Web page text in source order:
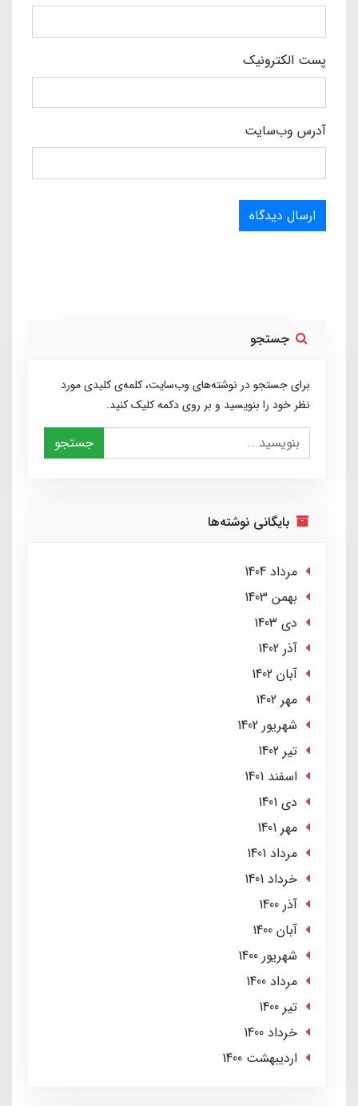
پست الکترونیک
آدرس وب‌سایت
ارسال دیدگاه
جستجو
برای جستجو در نوشته‌های وب‌سایت، کلمه‌ی کلیدی مورد
نظر خود را بنویسید و بر روی دکمه کلیک کنید.
جستجو
بایگانی نوشته‌ها
مرداد 1404
بهمن 1403
دی 1403
آذر 1402
آبان 1402
مهر 1402
شهریور 1402
تير 1402
اسفند 1401
دی 1401
مهر 1401
مرداد 1401
خرداد 1401
آذر 1400
آبان 1400
شهریور 1400
مرداد 1400
تير 1400
خرداد 1400
ارديبهشت 1400